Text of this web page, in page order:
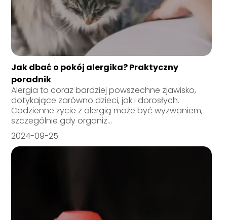
Jak dbać o pokój alergika? Praktyczny
poradnik
Alergia to coraz bardziej powszechne zjawisko,
dotykające zarówno dzieci, jak i dorosłych.
Codzienne życie z alergią może być wyzwaniem,
szczególnie gdy organiz...
2024-09-25